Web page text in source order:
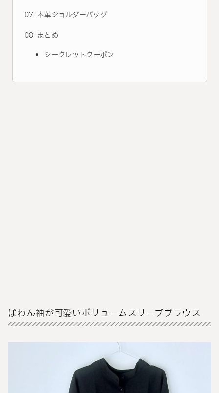
本革ショルダーバッグ
まとめ
シークレットクーポン
ぽわん袖が可愛いボリュームスリーブブラウス